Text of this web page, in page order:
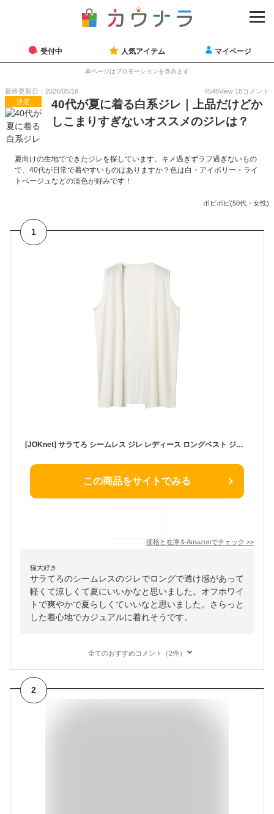
受付中 人気アイテム マイページ
本ページはプロモーションを含みます
最終更新日：2026/05/18 4548View 18コメント
決定
40代が夏に着る白系ジレ｜上品だけどか
しこまりすぎないオススメのジレは？
夏向けの生地でできたジレを探しています。キメ過ぎずラフ過ぎないもの
で、40代が日常で着やすいものはありますか？色は白・アイボリー・ライ
トベージュなどの淡色が好みです！
ポピポピ(50代・女性)
1
[JOKnet] サラてろ シームレス ジレ レディース ロングベスト ジレ ノースリーブ シアー 透け感 軽量 涼しい オフホワイト F
この商品をサイトでみる
価格と在庫をAmazonでチェック >>
猫大好き
サラてろのシームレスのジレでロングで透け感があって
軽くて涼しくて夏にいいかなと思いました。オフホワイ
トで爽やかで夏らしくていいなと思いました。さらっと
した着心地でカジュアルに着れそうです。
全てのおすすめコメント（2件）
2